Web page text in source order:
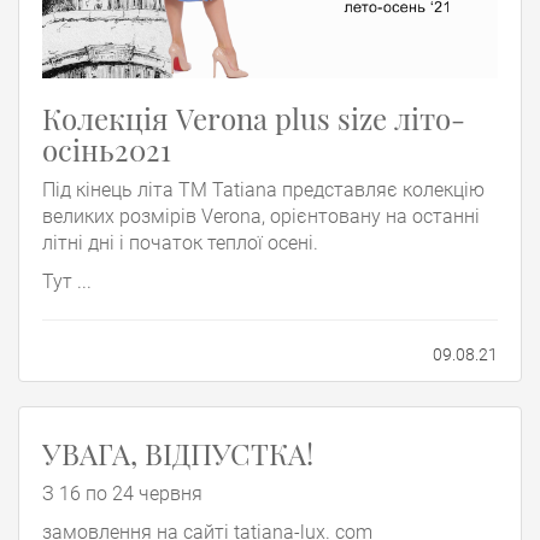
Колекція Verona plus size літо-
осінь2021
Під кінець літа TM Tatiana представляє колекцію
великих розмірів Verona, орієнтовану на останні
літні дні і початок теплої осені.
Тут ...
09.08.21
УВАГА, ВІДПУСТКА!
З 16 по 24 червня
замовлення на сайті tatiana-lux. com